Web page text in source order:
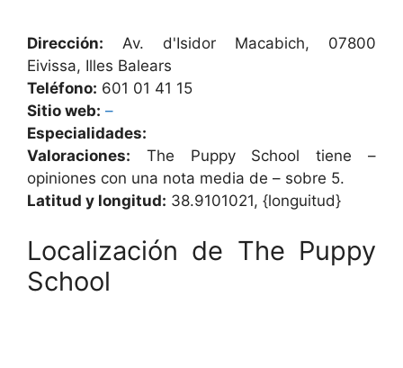
Dirección: Av. d'Isidor Macabich, 07800
Eivissa, Illes Balears
Teléfono: 601 01 41 15
Sitio web: –
Especialidades:
Valoraciones: The Puppy School tiene –
opiniones con una nota media de – sobre 5.
Latitud y longitud: 38.9101021, {longuitud}
Localización de The Puppy
School